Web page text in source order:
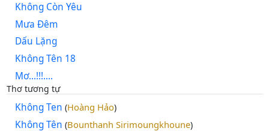
Không Còn Yêu
Mưa Đêm
Dấu Lặng
Không Tên 18
Mơ...!!!....
Thơ tương tự
Không Ten (Hoàng Hảo)
Không Tên (Bounthanh Sirimoungkhoune)